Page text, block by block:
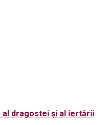
al dragostei şi al iertării